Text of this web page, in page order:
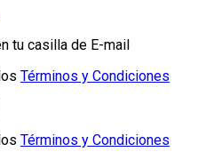
tu casilla de E-mail
Términos y Condiciones
Términos y Condiciones